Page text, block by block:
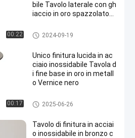
00:22
bile Tavolo laterale con gh
iaccio in oro spazzolato
e
tavola di estremità
2024-09-19
00:17
Unico finitura lucida in ac
ciaio inossidabile Tavola d
i fine base in oro in metall
o Vernice nero
tavola di estremità
2025-06-26
Tavolo di finitura in acciai
o inossidabile in bronzo c